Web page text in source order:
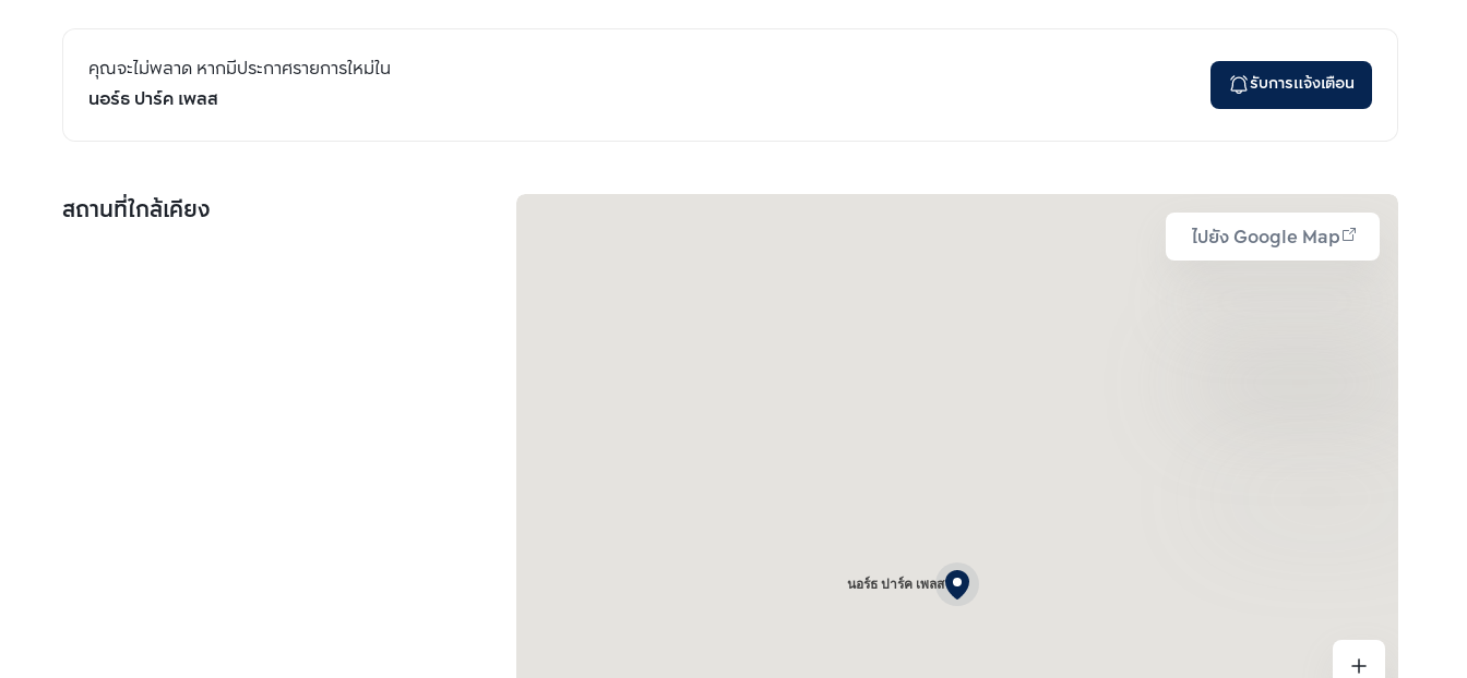
คุณจะไม่พลาด หากมีประกาศรายการใหม่ใน
นอร์ธ ปาร์ค เพลส
รับการแจ้งเตือน
สถานที่ใกล้เคียง
ไปยัง Google Map
นอร์ธ ปาร์ค เพลส